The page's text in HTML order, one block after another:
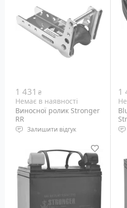
лебідками STRONGER
1 431 ₴
Немає в наявності
Виносної ролик Stronger
RR
Залишити відгук
лебідок Stronger Steel
Hands.
1